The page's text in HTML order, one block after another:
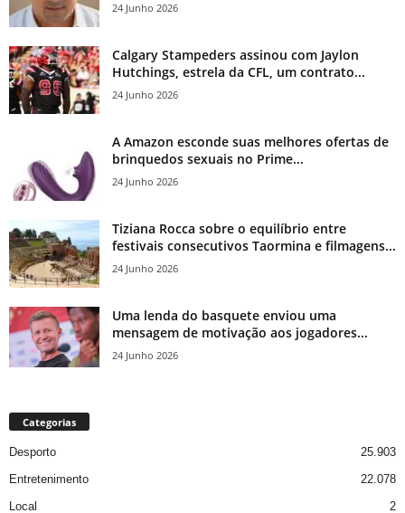
24 Junho 2026
Calgary Stampeders assinou com Jaylon
Hutchings, estrela da CFL, um contrato...
24 Junho 2026
A Amazon esconde suas melhores ofertas de
brinquedos sexuais no Prime...
24 Junho 2026
Tiziana Rocca sobre o equilíbrio entre
festivais consecutivos Taormina e filmagens...
24 Junho 2026
Uma lenda do basquete enviou uma
mensagem de motivação aos jogadores...
24 Junho 2026
Categorias
Desporto
25.903
Entretenimento
22.078
Local
2